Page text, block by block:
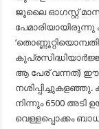
ജൂലൈ ഓഗസ്റ്റ്
ആ പേര് വന്നത്) ഈ
നശിപ്പിച്ചുകളഞ്ഞു.
നിന്നും 6500
വെള്ളപ്പൊക്കം